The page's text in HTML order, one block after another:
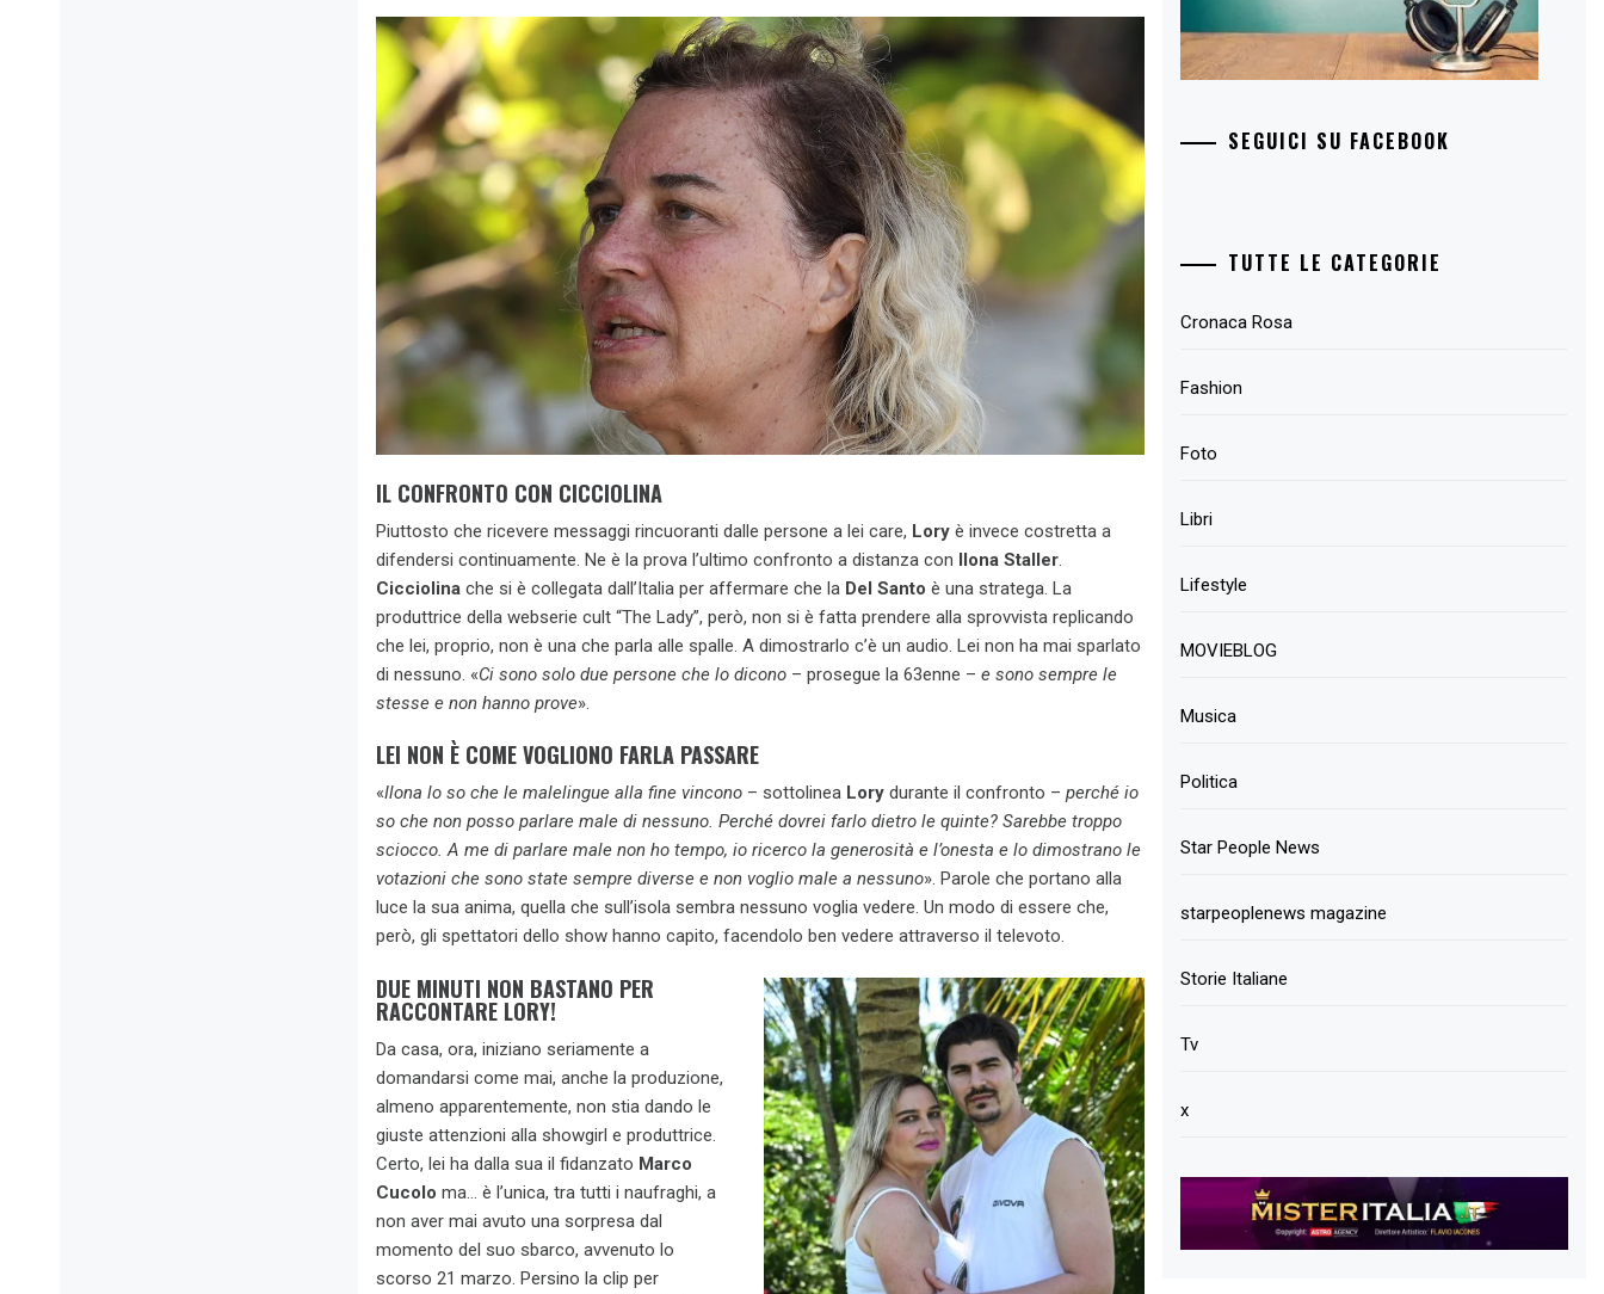
IL CONFRONTO CON CICCIOLINA
Piuttosto che ricevere messaggi rincuoranti dalle persone a lei care, Lory è invece costretta a
difendersi continuamente. Ne è la prova l’ultimo confronto a distanza con Ilona Staller
Cicciolina che si è collegata dall’Italia per affermare che la Del Santo è una stratega. La
produttrice della webserie cult “The Lady”, però, non si è fatta prendere alla sprovvista replicando
che lei, proprio, non è una che parla alle spalle. A dimostrarlo c’è un audio. Lei non ha mai sparlato
di nessuno. «Ci sono solo due persone che lo dicono – prosegue la 63enne – e sono sempre le
stesse e non hanno prove».
LEI NON È COME VOGLIONO FARLA PASSARE
«Ilona lo so che le malelingue alla fine vincono – sottolinea Lory durante il confronto – perché io
so che non posso parlare male di nessuno. Perché dovrei farlo dietro le quinte? Sarebbe troppo
sciocco. A me di parlare male non ho tempo, io ricerco la generosità e l’onesta e lo dimostrano le
votazioni che sono state sempre diverse e non voglio male a nessuno». Parole che portano alla
luce la sua anima, quella che sull’isola sembra nessuno voglia vedere. Un modo di essere che,
però, gli spettatori dello show hanno capito, facendolo ben vedere attraverso il televoto.
DUE MINUTI NON BASTANO PER
RACCONTARE LORY!
Da casa, ora, iniziano seriamente a
domandarsi come mai, anche la produzione,
almeno apparentemente, non stia dando le
giuste attenzioni alla showgirl e produttrice.
Certo, lei ha dalla sua il fidanzato Marco
Cucolo ma… è l’unica, tra tutti i naufraghi, a
non aver mai avuto una sorpresa dal
momento del suo sbarco, avvenuto lo
scorso 21 marzo. Persino la clip per
SEGUICI SU FACEBOOK
TUTTE LE CATEGORIE
Cronaca Rosa
Fashion
Foto
Libri
Lifestyle
MOVIEBLOG
Musica
Politica
Star People News
starpeoplenews magazine
Storie Italiane
Tv
x